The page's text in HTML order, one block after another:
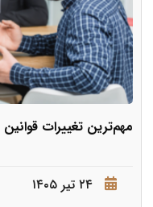
مهم‌ترین تغییرات قوانین
۲۴ تیر ۱۴۰۵